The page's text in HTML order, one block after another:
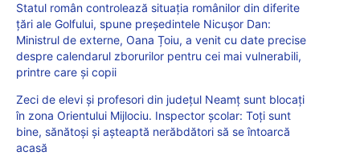
Statul român controlează situația românilor din diferite
țări ale Golfului, spune președintele Nicușor Dan:
Ministrul de externe, Oana Țoiu, a venit cu date precise
despre calendarul zborurilor pentru cei mai vulnerabili,
printre care și copii
Zeci de elevi și profesori din județul Neamț sunt blocați
în zona Orientului Mijlociu. Inspector școlar: Toți sunt
bine, sănătoși și așteaptă nerăbdători să se întoarcă
acasă